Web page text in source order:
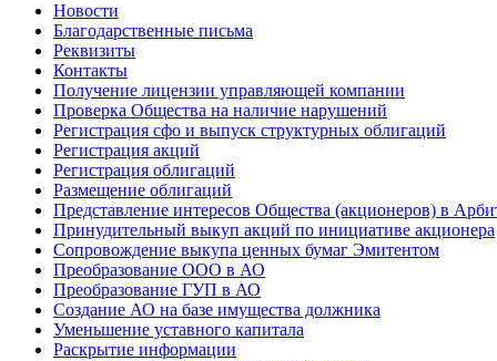
Новости
Благодарственные письма
Реквизиты
Контакты
Получение лицензии управляющей компании
Проверка Общества на наличие нарушений
Регистрация сфо и выпуск структурных облигаций
Регистрация акций
Регистрация облигаций
Размещение облигаций
Представление интересов Общества (акционеров) в
Принудительный выкуп акций по инициативе акционера
Сопровождение выкупа ценных бумаг Эмитентом
Преобразование ООО в АО
Преобразование ГУП в АО
Создание АО на базе имущества должника
Уменьшение уставного капитала
Раскрытие информации